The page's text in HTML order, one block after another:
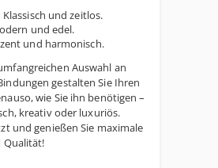
Klassisch und zeitlos.
und edel.
und harmonisch.
Auswahl an
gestalten Sie Ihren
wie Sie ihn benötigen –
kreativ oder luxuriös.
und genießen Sie maximale
Qualität!